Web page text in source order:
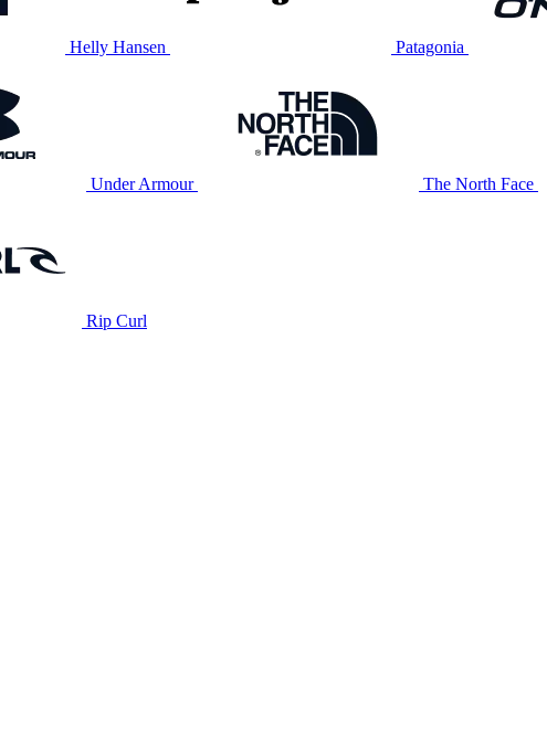
Helly Hansen Patagonia
Under Armour The North Face
Rip Curl